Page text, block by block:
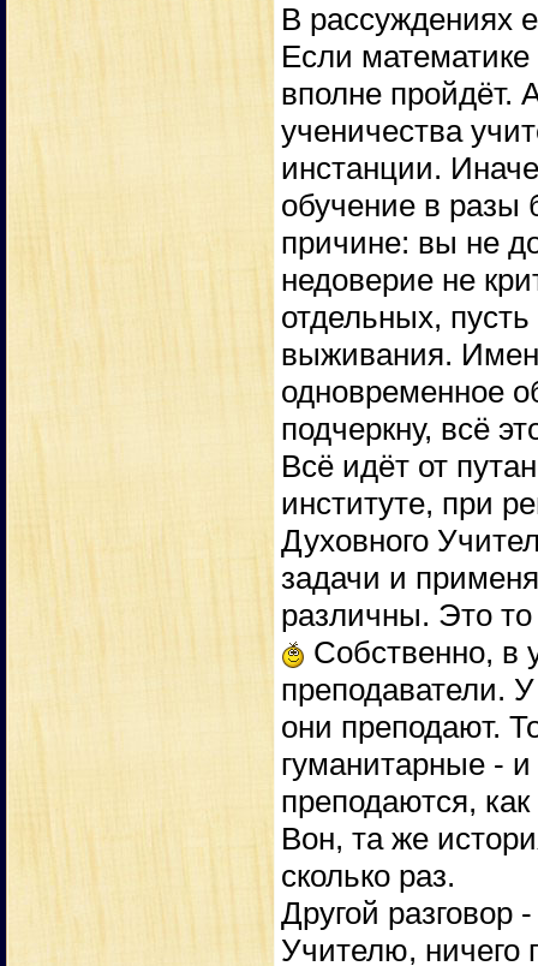
В рассуждениях
Если
вполне пройдёт.
ученичества
инстанции.
обучение в разы
причине: вы не
недоверие не
отдельных,
выживания.
одновременное
подчеркну, всё
Всё идёт от
институте, при
Духовного
задачи и
различны. Это
Собственно, в
преподаватели.
они преподают.
гуманитарные -
преподаются,
Вон, та же
сколько раз.
Другой разговор
Учителю, ничего